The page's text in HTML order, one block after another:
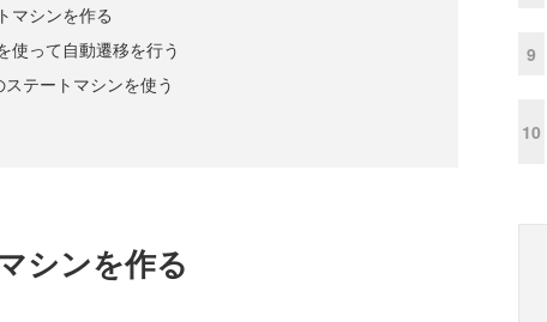
マシンを作る
使って自動遷移を行う
テートマシンを使う
シンを作る
9
10